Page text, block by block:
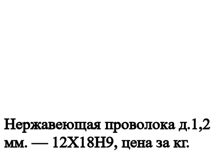
Нержавеющаяпроволока д.1,2
мм. — 12X18Н9, цена за кг.